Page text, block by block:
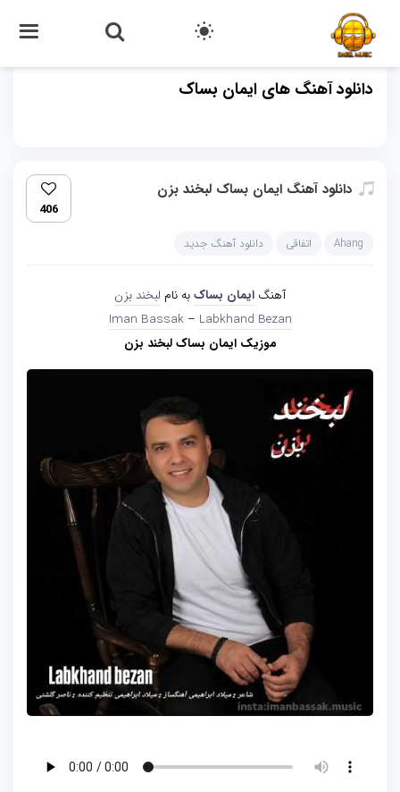
دانلود آهنگ های ایمان بساک
دانلود آهنگ ایمان بساک لبخند بزن
406
Ahang اتفاقی دانلود آهنگ جدید
آهنگ ایمان بساکبه نام لبخند بزن
Iman Bassak– Labkhand Bezan
موزیک ایمان بساک لبخند بزن